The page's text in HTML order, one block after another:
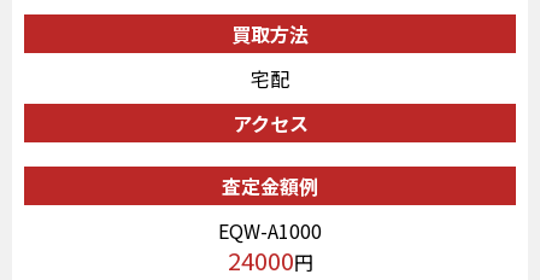
買取方法
宅配
アクセス
査定金額例
EQW-A1000
24000円